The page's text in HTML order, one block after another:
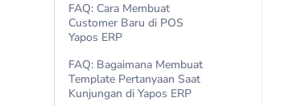
FAQ: Cara Membuat
Customer Baru di POS
Yapos ERP
FAQ: Bagaimana Membuat
Template Pertanyaan Saat
Kunjungan di Yapos ERP